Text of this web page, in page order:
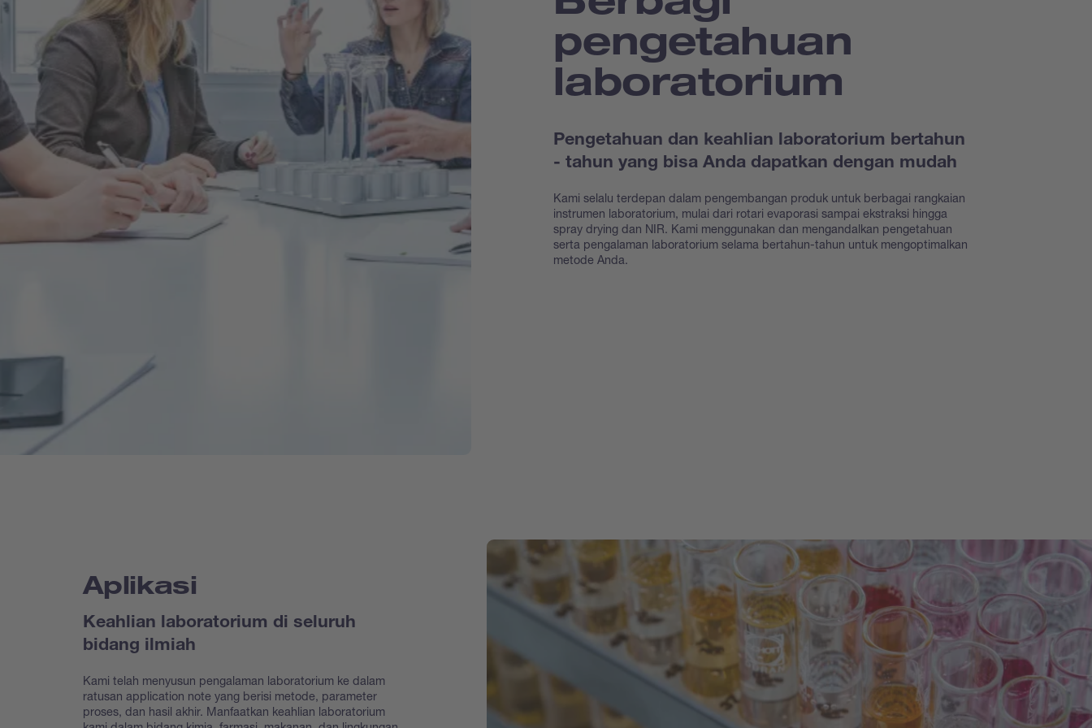
pengetahuan
laboratorium
Pengetahuan dan keahlian laboratorium bertahun
- tahun yang bisa Anda dapatkan dengan mudah
Kami selalu terdepan dalam pengembangan produk untuk berbagai rangkaian
instrumen laboratorium, mulai dari rotari evaporasi sampai ekstraksi hingga
spray drying dan NIR. Kami menggunakan dan mengandalkan pengetahuan
serta pengalaman laboratorium selama bertahun-tahun untuk mengoptimalkan
metode Anda.
Aplikasi
Keahlian laboratorium di seluruh
bidang ilmiah
Kami telah menyusun pengalaman laboratorium ke dalam
ratusan application note yang berisi metode, parameter
proses, dan hasil akhir. Manfaatkan keahlian laboratorium